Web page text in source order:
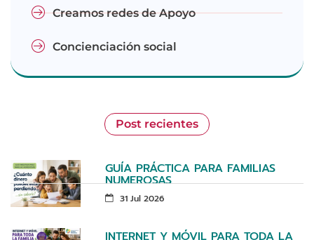
Creamos redes de Apoyo
Concienciación social
Post recientes
GUÍA PRÁCTICA PARA FAMILIAS
NUMEROSAS
31 Jul 2026
INTERNET Y MÓVIL PARA TODA LA